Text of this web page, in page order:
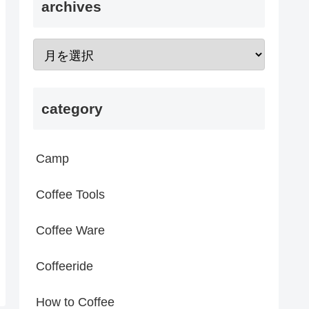
archives
category
Camp
Coffee Tools
Coffee Ware
Coffeeride
How to Coffee